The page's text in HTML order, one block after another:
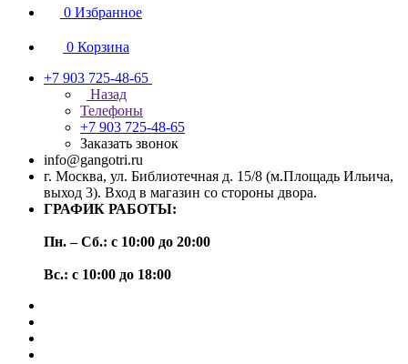
0 Избранное
0 Корзина
+7 903 725-48-65
Назад
Телефоны
+7 903 725-48-65
Заказать звонок
info@gangotri.ru
г. Москва, ул. Библиотечная д. 15/8 (м.Площадь Ильича,
выход 3). Вход в магазин со стороны двора.
ГРАФИК РАБОТЫ:
Пн. – Сб.: с 10:00 до 20:00
Вс.: с 10:00 до 18:00